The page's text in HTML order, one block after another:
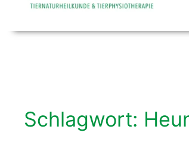
Schlagwort: